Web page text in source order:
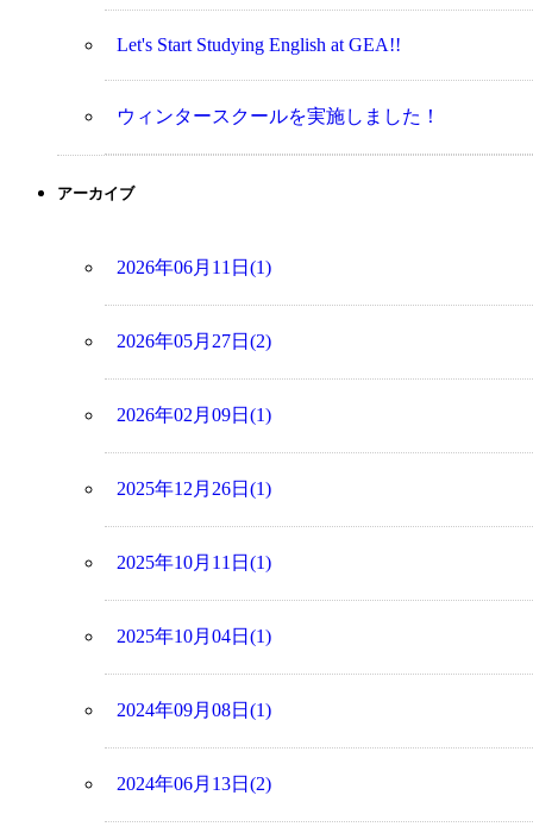
Let's Start Studying English at GEA!!
ウィンタースクールを実施しました！
アーカイブ
2026年06月11日(1)
2026年05月27日(2)
2026年02月09日(1)
2025年12月26日(1)
2025年10月11日(1)
2025年10月04日(1)
2024年09月08日(1)
2024年06月13日(2)